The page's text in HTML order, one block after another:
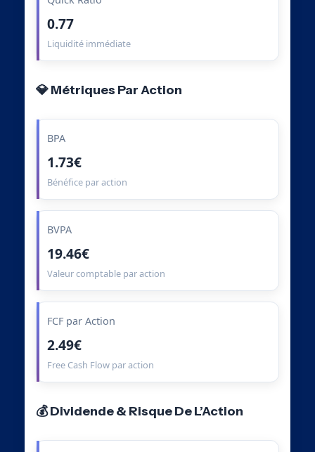
0.77
Liquidité immédiate
💎 Métriques Par Action
BPA
1.73€
Bénéfice par action
BVPA
19.46€
Valeur comptable par action
FCF par Action
2.49€
Free Cash Flow par action
💰 Dividende & Risque De L’Action